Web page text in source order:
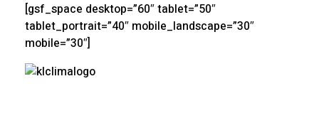
[gsf_space desktop=”60″ tablet=”50″
tablet_portrait=”40″ mobile_landscape=”30″
mobile=”30″]